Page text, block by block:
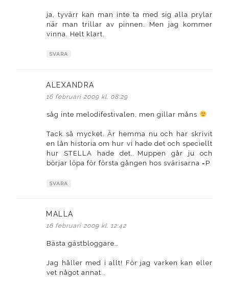
ja, tyvärr kan man inte ta med sig alla prylar
när man trillar av pinnen. Men jag kommer
vinna. Helt klart.
SVARA
ALEXANDRA
16 februari 2009 kl. 08:29
såg inte melodifestivalen, men gillar måns
Tack så mycket. Är hemma nu och har skrivit
en lån historia om hur vi hade det och speciellt
hur STELLA hade det. Muppen går ju och
börjar löpa för första gången hos svärisarna =P
SVARA
MALLA
16 februari 2009 kl. 12:42
Bästa gästbloggare…
Jag håller med i allt! För jag varken kan eller
vet något annat..